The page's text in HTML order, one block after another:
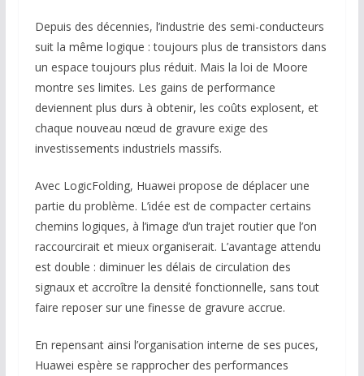
Depuis des décennies, l’industrie des semi-conducteurs
suit la même logique : toujours plus de transistors dans
un espace toujours plus réduit. Mais la loi de Moore
montre ses limites. Les gains de performance
deviennent plus durs à obtenir, les coûts explosent, et
chaque nouveau nœud de gravure exige des
investissements industriels massifs.
Avec LogicFolding, Huawei propose de déplacer une
partie du problème. L’idée est de compacter certains
chemins logiques, à l’image d’un trajet routier que l’on
raccourcirait et mieux organiserait. L’avantage attendu
est double : diminuer les délais de circulation des
signaux et accroître la densité fonctionnelle, sans tout
faire reposer sur une finesse de gravure accrue.
En repensant ainsi l’organisation interne de ses puces,
Huawei espère se rapprocher des performances